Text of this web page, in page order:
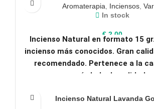
Aromaterapia Inciensos,
In stock
€2,00
Incienso Natural en formato 15
incienso más conocidos. Gran
recomendado. Pertenece a la
símbolo de calidad.
Incienso Natural Lavanda